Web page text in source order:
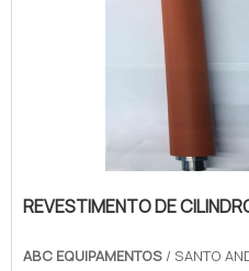
excelente aderência
resistência a
deformação perante
REVESTIMENTO DE
ABC EQUIPAMENTOS / SANTO